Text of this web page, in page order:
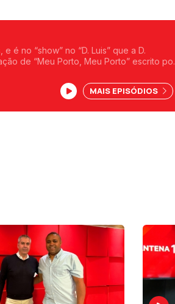
é no “show” no “D. Luis” que a D.
de “Meu Porto, Meu Porto” escrito por
MAIS EPISÓDIOS